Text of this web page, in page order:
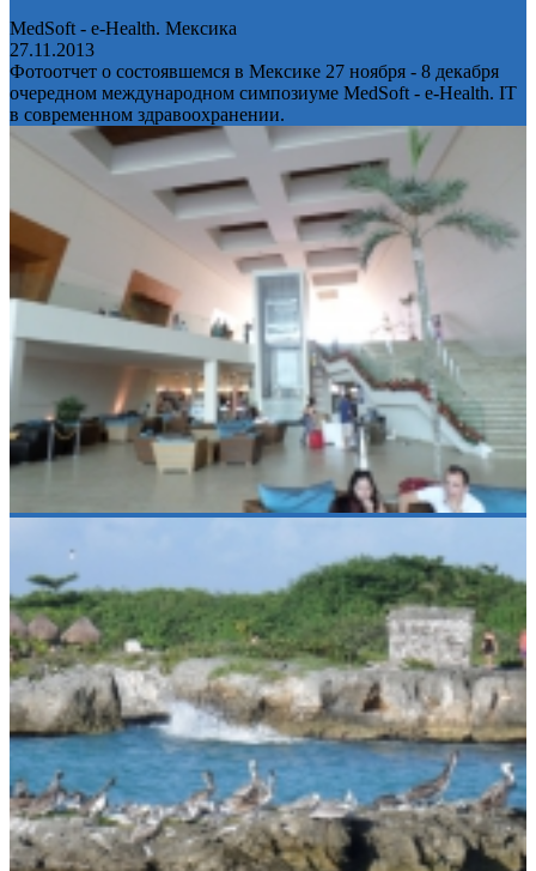
MedSoft - e-Health. Мексика
27.11.2013
Фотоотчет о состоявшемся в Мексике 27 ноября - 8 декабря
очередном международном симпозиуме MedSoft - e-Health. IT
в современном здравоохранении.